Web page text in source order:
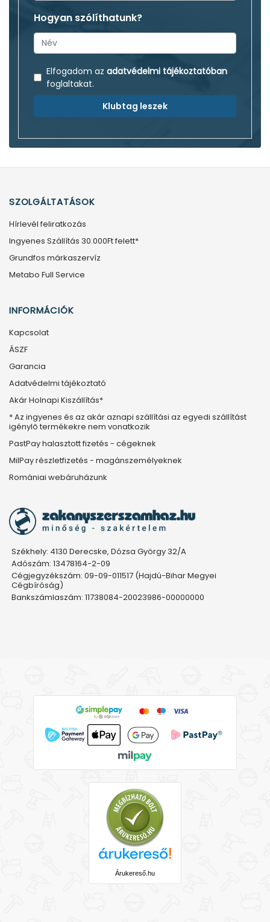
Hogyan szólíthatunk?
Elfogadom az adatvédelmi tájékoztatóban
foglaltakat.
Klubtag leszek
SZOLGÁLTATÁSOK
Hírlevél feliratkozás
Ingyenes Szállítás 30.000Ft felett*
Grundfos márkaszervíz
Metabo Full Service
INFORMÁCIÓK
Kapcsolat
ÁSZF
Garancia
Adatvédelmi tájékoztató
Akár Holnapi Kiszállítás*
* Az ingyenes és az akár aznapi szállítási az egyedi szállítást
igénylő termékekre nem vonatkozik
PastPay halasztott fizetés - cégeknek
MilPay részletfizetés - magánszemélyeknek
Romániai webáruházunk
Székhely: 4130 Derecske, Dózsa György 32/A
Adószám: 13478164-2-09
Cégjegyzékszám: 09-09-011517 (Hajdú-Bihar Megyei
Cégbíróság)
Bankszámlaszám: 11738084-20023986-00000000
Árukereső.hu